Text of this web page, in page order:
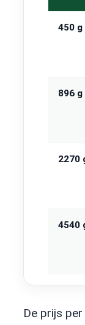
450 g
896 g
2270
4540
De prijs